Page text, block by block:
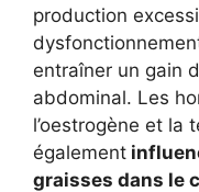
production
entraîner un gain
abdominal. Les
l’oestrogène et la
également
graisses dans le